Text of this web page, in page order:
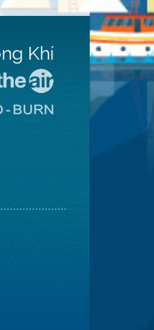
Khí
Trang
Không
(Không